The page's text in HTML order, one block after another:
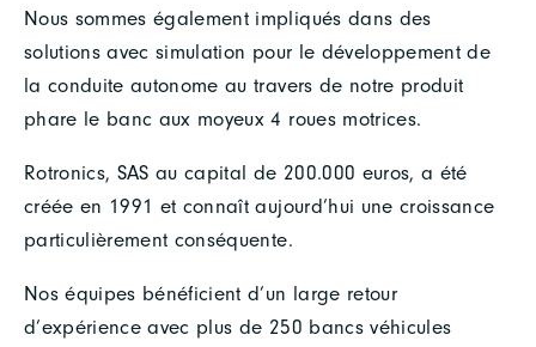
Nous sommes également impliqués dans des
solutions avec simulation pour le développement de
la conduite autonome au travers de notre produit
phare le banc aux moyeux 4 roues motrices.
Rotronics, SAS au capital de 200.000 euros, a été
créée en 1991 et connaît aujourd’hui une croissance
particulièrement conséquente.
Nos équipes bénéficient d’un large retour
d’expérience avec plus de 250 bancs véhicules